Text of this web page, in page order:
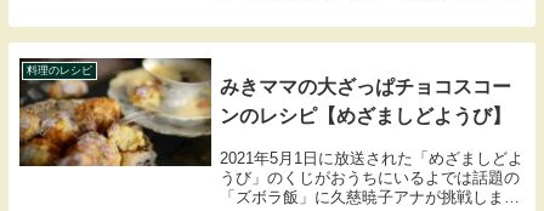
みた感想を紹介します。また、もやしの肉
そば風のレシピも紹介します。
料理のレシピ
みきママの大ざっぱチョコスコー
ンのレシピ【めざましどようび】
2021年5月1日に放送された「めざましどよ
うび」のくじがおうちにいるよでは話題の
「ズボラ飯」に久慈暁子アナが挑戦します